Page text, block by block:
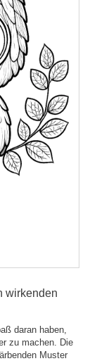
wirkenden
daran haben,
zu machen. Die
Muster